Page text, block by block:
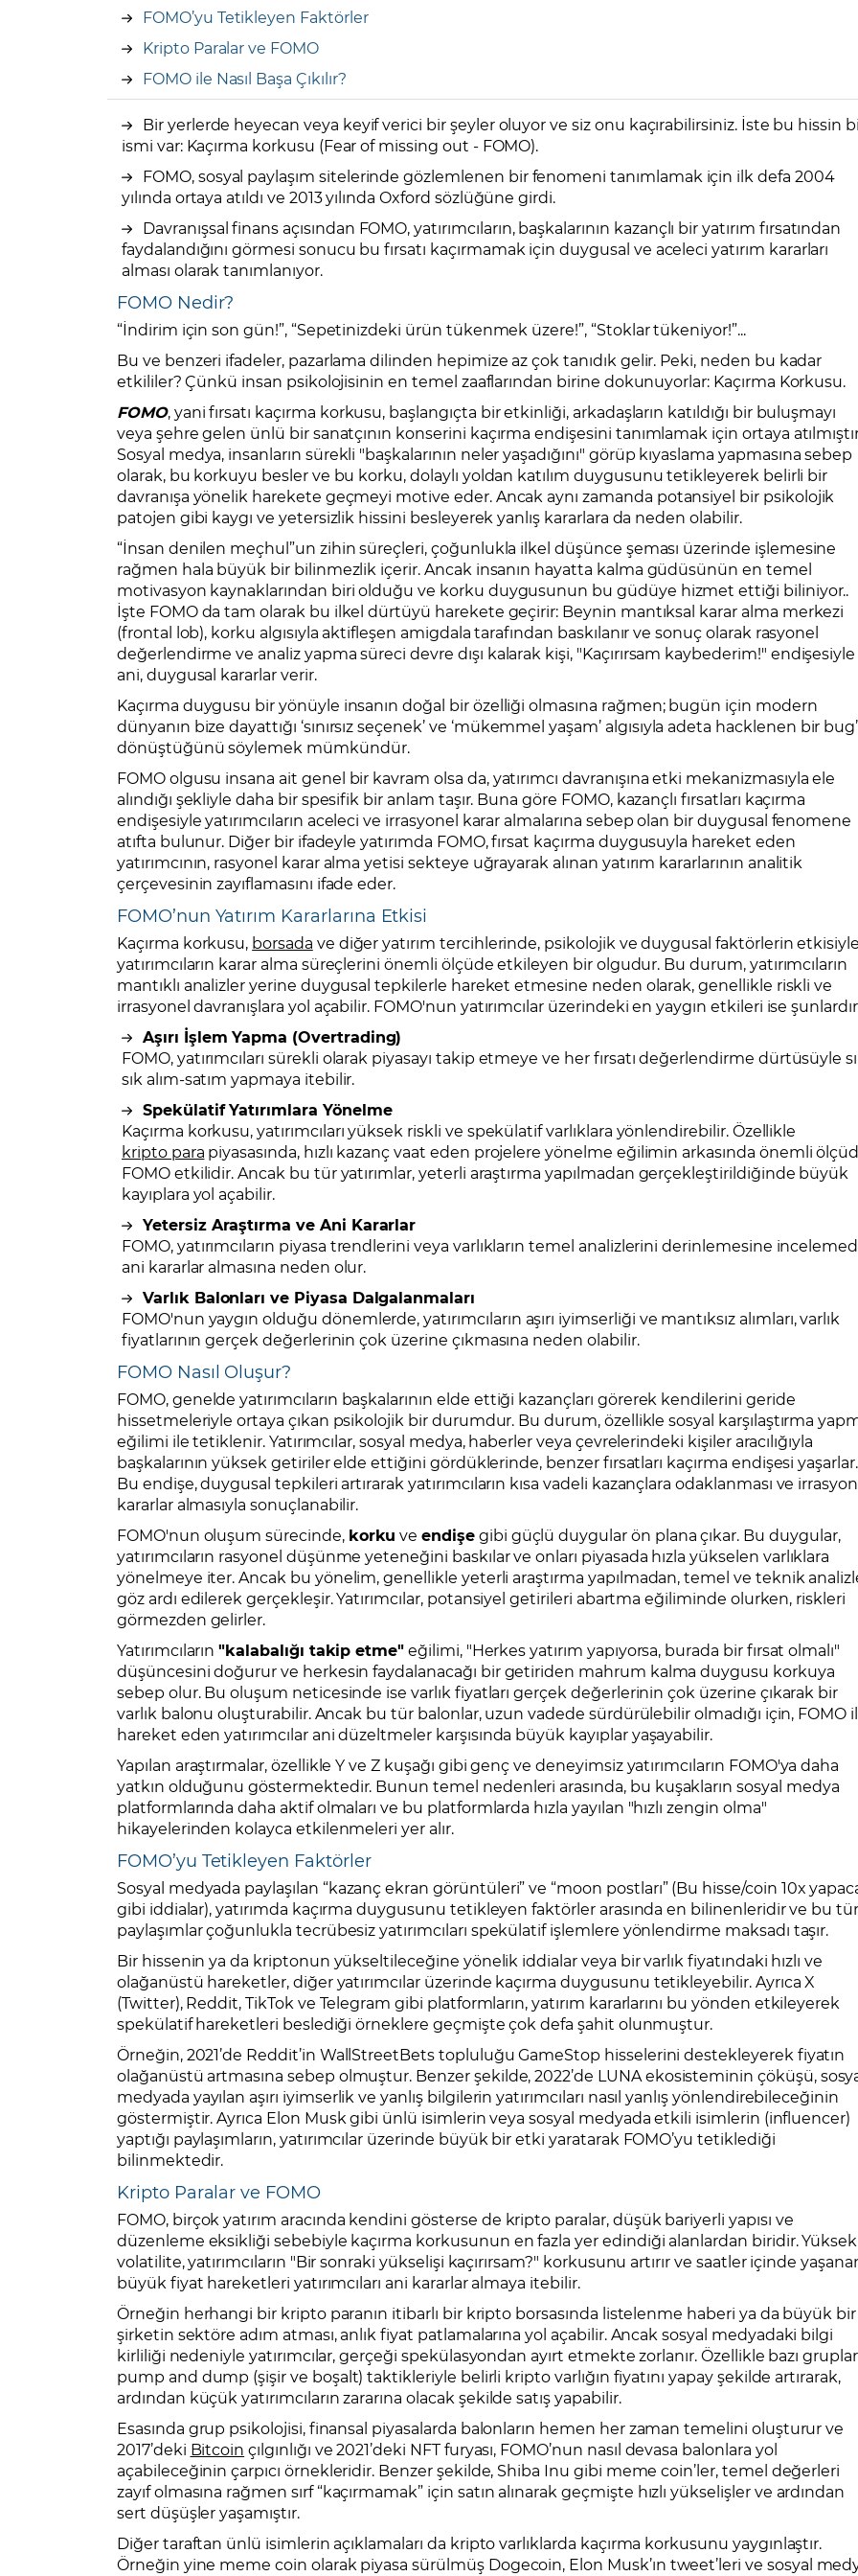
FOMO’yu Tetikleyen Faktörler
Kripto Paralar ve FOMO
FOMO ile Nasıl Başa Çıkılır?
Bir yerlerde heyecan veya keyif verici bir şeyler oluyor ve siz onu kaçırabilirsiniz. İste bu hissin
ismi var: Kaçırma korkusu (Fear of missing out - FOMO).
FOMO, sosyal paylaşım sitelerinde gözlemlenen bir fenomeni tanımlamak için ilk defa 2004
yılında ortaya atıldı ve 2013 yılında Oxford sözlüğüne girdi.
Davranışsal finans açısından FOMO, yatırımcıların, başkalarının kazançlı bir yatırım fırsatından
faydalandığını görmesi sonucu bu fırsatı kaçırmamak için duygusal ve aceleci yatırım kararları
alması olarak tanımlanıyor.
FOMO Nedir?
“İndirim için son gün!”, “Sepetinizdeki ürün tükenmek üzere!”, “Stoklar tükeniyor!”...
Bu ve benzeri ifadeler, pazarlama dilinden hepimize az çok tanıdık gelir. Peki, neden bu kadar
etkililer? Çünkü insan psikolojisinin en temel zaaflarından birine dokunuyorlar: Kaçırma Korkusu.
FOMO, yani fırsatı kaçırma korkusu, başlangıçta bir etkinliği, arkadaşların katıldığı bir buluşmayı
veya şehre gelen ünlü bir sanatçının konserini kaçırma endişesini tanımlamak için ortaya
Sosyal medya, insanların sürekli "başkalarının neler yaşadığını" görüp kıyaslama yapmasına sebep
olarak, bu korkuyu besler ve bu korku, dolaylı yoldan katılım duygusunu tetikleyerek belirli bir
davranışa yönelik harekete geçmeyi motive eder. Ancak aynı zamanda potansiyel bir psikolojik
patojen gibi kaygı ve yetersizlik hissini besleyerek yanlış kararlara da neden olabilir.
“İnsan denilen meçhul”un zihin süreçleri, çoğunlukla ilkel düşünce şeması üzerinde işlemesine
rağmen hala büyük bir bilinmezlik içerir. Ancak insanın hayatta kalma güdüsünün en temel
motivasyon kaynaklarından biri olduğu ve korku duygusunun bu güdüye hizmet ettiği biliniyor..
İşte FOMO da tam olarak bu ilkel dürtüyü harekete geçirir: Beynin mantıksal karar alma merkezi
(frontal lob), korku algısıyla aktifleşen amigdala tarafından baskılanır ve sonuç olarak rasyonel
değerlendirme ve analiz yapma süreci devre dışı kalarak kişi, "Kaçırırsam kaybederim!" endişesiyle
ani, duygusal kararlar verir.
Kaçırma duygusu bir yönüyle insanın doğal bir özelliği olmasına rağmen; bugün için modern
dünyanın bize dayattığı ‘sınırsız seçenek’ ve ‘mükemmel yaşam’ algısıyla adeta hacklenen bir
dönüştüğünü söylemek mümkündür.
FOMO olgusu insana ait genel bir kavram olsa da, yatırımcı davranışına etki mekanizmasıyla ele
alındığı şekliyle daha bir spesifik bir anlam taşır. Buna göre FOMO, kazançlı fırsatları kaçırma
endişesiyle yatırımcıların aceleci ve irrasyonel karar almalarına sebep olan bir duygusal fenomene
atıfta bulunur. Diğer bir ifadeyle yatırımda FOMO, fırsat kaçırma duygusuyla hareket eden
yatırımcının, rasyonel karar alma yetisi sekteye uğrayarak alınan yatırım kararlarının analitik
çerçevesinin zayıflamasını ifade eder.
FOMO’nun Yatırım Kararlarına Etkisi
Kaçırma korkusu, borsada ve diğer yatırım tercihlerinde, psikolojik ve duygusal faktörlerin etkisiyle
yatırımcıların karar alma süreçlerini önemli ölçüde etkileyen bir olgudur. Bu durum, yatırımcıların
mantıklı analizler yerine duygusal tepkilerle hareket etmesine neden olarak, genellikle riskli ve
irrasyonel davranışlara yol açabilir. FOMO'nun yatırımcılar üzerindeki en yaygın etkileri ise
Aşırı İşlem Yapma (Overtrading)
FOMO, yatırımcıları sürekli olarak piyasayı takip etmeye ve her fırsatı değerlendirme dürtüsüyle
sık alım-satım yapmaya itebilir.
Spekülatif Yatırımlara Yönelme
Kaçırma korkusu, yatırımcıları yüksek riskli ve spekülatif varlıklara yönlendirebilir. Özellikle
kripto para piyasasında, hızlı kazanç vaat eden projelere yönelme eğilimin arkasında önemli
FOMO etkilidir. Ancak bu tür yatırımlar, yeterli araştırma yapılmadan gerçekleştirildiğinde büyük
kayıplara yol açabilir.
Yetersiz Araştırma ve Ani Kararlar
FOMO, yatırımcıların piyasa trendlerini veya varlıkların temel analizlerini derinlemesine
ani kararlar almasına neden olur.
Varlık Balonları ve Piyasa Dalgalanmaları
FOMO'nun yaygın olduğu dönemlerde, yatırımcıların aşırı iyimserliği ve mantıksız alımları, varlık
fiyatlarının gerçek değerlerinin çok üzerine çıkmasına neden olabilir.
FOMO Nasıl Oluşur?
FOMO, genelde yatırımcıların başkalarının elde ettiği kazançları görerek kendilerini geride
hissetmeleriyle ortaya çıkan psikolojik bir durumdur. Bu durum, özellikle sosyal karşılaştırma
eğilimi ile tetiklenir. Yatırımcılar, sosyal medya, haberler veya çevrelerindeki kişiler aracılığıyla
başkalarının yüksek getiriler elde ettiğini gördüklerinde, benzer fırsatları kaçırma endişesi yaşarlar.
Bu endişe, duygusal tepkileri artırarak yatırımcıların kısa vadeli kazançlara odaklanması ve
kararlar almasıyla sonuçlanabilir.
FOMO'nun oluşum sürecinde, korku veendişegibi güçlü duygular ön plana çıkar. Bu duygular,
yatırımcıların rasyonel düşünme yeteneğini baskılar ve onları piyasada hızla yükselen varlıklara
yönelmeye iter. Ancak bu yönelim, genellikle yeterli araştırma yapılmadan, temel ve teknik
göz ardı edilerek gerçekleşir. Yatırımcılar, potansiyel getirileri abartma eğiliminde olurken, riskleri
görmezden gelirler.
Yatırımcıların"kalabalığı takip etme"eğilimi, "Herkes yatırım yapıyorsa, burada bir fırsat olmalı"
düşüncesini doğurur ve herkesin faydalanacağı bir getiriden mahrum kalma duygusu korkuya
sebep olur. Bu oluşum neticesinde ise varlık fiyatları gerçek değerlerinin çok üzerine çıkarak bir
varlık balonu oluşturabilir. Ancak bu tür balonlar, uzun vadede sürdürülebilir olmadığı için, FOMO
hareket eden yatırımcılar ani düzeltmeler karşısında büyük kayıplar yaşayabilir.
Yapılan araştırmalar, özellikle Y ve Z kuşağı gibi genç ve deneyimsiz yatırımcıların FOMO'ya daha
yatkın olduğunu göstermektedir. Bunun temel nedenleri arasında, bu kuşakların sosyal medya
platformlarında daha aktif olmaları ve bu platformlarda hızla yayılan "hızlı zengin olma"
hikayelerinden kolayca etkilenmeleri yer alır.
FOMO’yu Tetikleyen Faktörler
Sosyal medyada paylaşılan “kazanç ekran görüntüleri” ve “moon postları” (Bu hisse/coin 10x
gibi iddialar), yatırımda kaçırma duygusunu tetikleyen faktörler arasında en bilinenleridir ve bu tür
paylaşımlar çoğunlukla tecrübesiz yatırımcıları spekülatif işlemlere yönlendirme maksadı taşır.
Bir hissenin ya da kriptonun yükseltileceğine yönelik iddialar veya bir varlık fiyatındaki hızlı ve
olağanüstü hareketler, diğer yatırımcılar üzerinde kaçırma duygusunu tetikleyebilir. Ayrıca X
(Twitter), Reddit, TikTok ve Telegram gibi platformların, yatırım kararlarını bu yönden etkileyerek
spekülatif hareketleri beslediği örneklere geçmişte çok defa şahit olunmuştur.
Örneğin, 2021’de Reddit’in WallStreetBets topluluğu GameStop hisselerini destekleyerek fiyatın
olağanüstü artmasına sebep olmuştur. Benzer şekilde, 2022’de LUNA ekosisteminin çöküşü,
medyada yayılan aşırı iyimserlik ve yanlış bilgilerin yatırımcıları nasıl yanlış yönlendirebileceğinin
göstermiştir. Ayrıca Elon Musk gibi ünlü isimlerin veya sosyal medyada etkili isimlerin (influencer)
yaptığı paylaşımların, yatırımcılar üzerinde büyük bir etki yaratarak FOMO’yu tetiklediği
bilinmektedir.
Kripto Paralar ve FOMO
FOMO, birçok yatırım aracında kendini gösterse de kripto paralar, düşük bariyerli yapısı ve
düzenleme eksikliği sebebiyle kaçırma korkusunun en fazla yer edindiği alanlardan biridir. Yüksek
volatilite, yatırımcıların "Bir sonraki yükselişi kaçırırsam?" korkusunu artırır ve saatler içinde
büyük fiyat hareketleri yatırımcıları ani kararlar almaya itebilir.
Örneğin herhangi bir kripto paranın itibarlı bir kripto borsasında listelenme haberi ya da büyük bir
şirketin sektöre adım atması, anlık fiyat patlamalarına yol açabilir. Ancak sosyal medyadaki bilgi
kirliliği nedeniyle yatırımcılar, gerçeği spekülasyondan ayırt etmekte zorlanır. Özellikle bazı
pump and dump (şişir ve boşalt) taktikleriyle belirli kripto varlığın fiyatını yapay şekilde artırarak,
ardından küçük yatırımcıların zararına olacak şekilde satış yapabilir.
Esasında grup psikolojisi, finansal piyasalarda balonların hemen her zaman temelini oluşturur ve
2017’deki Bitcoin çılgınlığı ve 2021’deki NFT furyası, FOMO’nun nasıl devasa balonlara yol
açabileceğinin çarpıcı örnekleridir. Benzer şekilde, Shiba Inu gibi meme coin’ler, temel değerleri
zayıf olmasına rağmen sırf “kaçırmamak” için satın alınarak geçmişte hızlı yükselişler ve ardından
sert düşüşler yaşamıştır.
Diğer taraftan ünlü isimlerin açıklamaları da kripto varlıklarda kaçırma korkusunu yaygınlaştır.
Örneğin yine meme coin olarak piyasa sürülmüş Dogecoin, Elon Musk’ın tweet’leri ve sosyal